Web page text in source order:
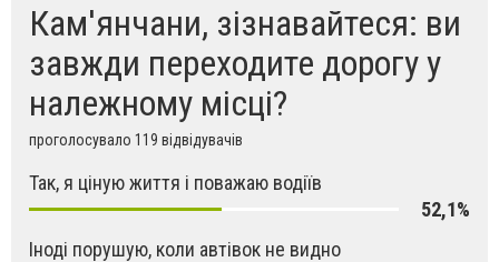
Кам'янчани, зізнавайтеся: ви
завжди переходите дорогу у
належному місці?
проголосувало 119 відвідувачів
Так, я ціную життя і поважаю водіїв
52,1%
Іноді порушую, коли автівок не видно